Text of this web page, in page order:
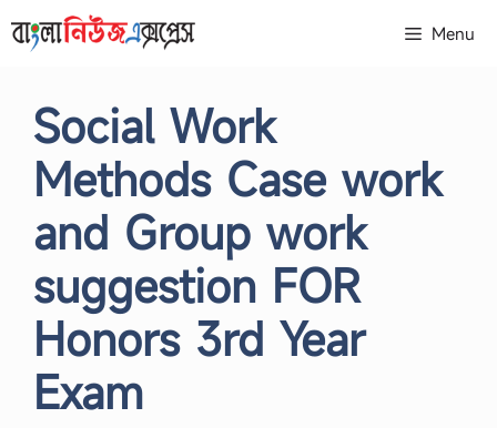
to
Menu
Social Work
Methods Case work
and Group work
suggestion FOR
Honors 3rd Year
Exam